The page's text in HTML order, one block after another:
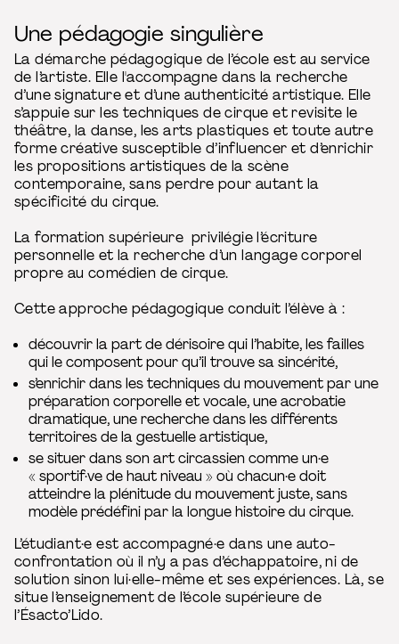
Une pédagogie singulière
La démarche pédagogique de l’école est au service
de l’artiste. Elle l'accompagne dans la recherche
d’une signature et d’une authenticité artistique. Elle
s’appuie sur les techniques de cirque et revisite le
théâtre, la danse, les arts plastiques et toute autre
forme créative susceptible d’influencer et d’enrichir
les propositions artistiques de la scène
contemporaine, sans perdre pour autant la
spécificité du cirque.
La formation supérieure privilégie l’écriture
personnelle et la recherche d’un langage corporel
propre au comédien de cirque.
Cette approche pédagogique conduit l’élève à :
découvrir la part de dérisoire qui l’habite, les failles
qui le composent pour qu’il trouve sa sincérité,
s’enrichir dans les techniques du mouvement par une
préparation corporelle et vocale, une acrobatie
dramatique, une recherche dans les différents
territoires de la gestuelle artistique,
se situer dans son art circassien comme un·e
« sportif·ve de haut niveau » où chacun·e doit
atteindre la plénitude du mouvement juste, sans
modèle prédéfini par la longue histoire du cirque.
L’étudiant·e est accompagné·e dans une auto-
confrontation où il n’y a pas d’échappatoire, ni de
solution sinon lui·elle-même et ses expériences. Là, se
situe l’enseignement de l’école supérieure de
l’Ésacto’Lido.